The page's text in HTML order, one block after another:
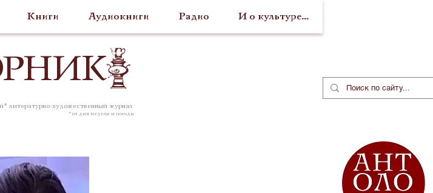
Книги Аудиокниги Радио И о культуре...
НИК
литературно-художественный журнал
* от дня недели и погоды